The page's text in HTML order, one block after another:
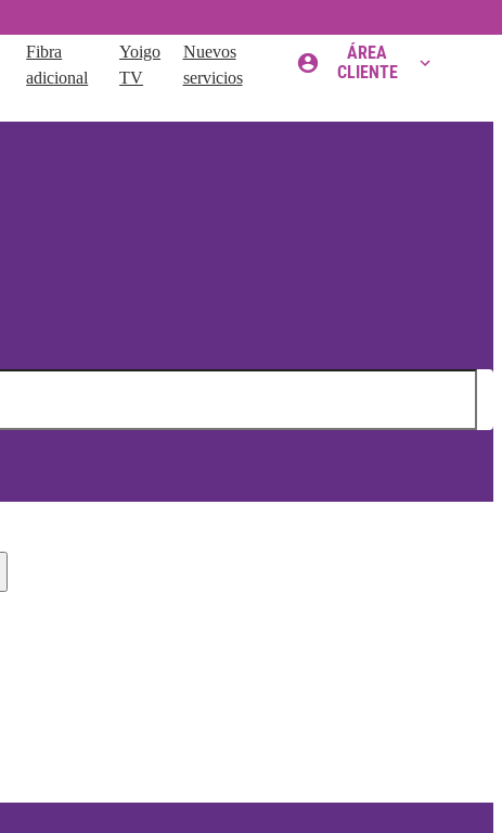
Fibra
adicional
Yoigo
TV
Nuevos
servicios
ÁREA
CLIENTE